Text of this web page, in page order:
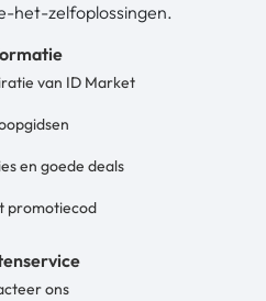
het-zelfoplossingen.
van ID Market
en goede deals
promotiecod
ons